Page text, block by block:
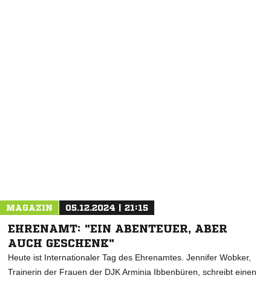
MAGAZIN 05.12.2024 | 21:15
EHRENAMT: "EIN ABENTEUER, ABER
AUCH GESCHENK"
Heute ist Internationaler Tag des Ehrenamtes. Jennifer Wobker,
Trainerin der Frauen der DJK Arminia Ibbenbüren, schreibt einen